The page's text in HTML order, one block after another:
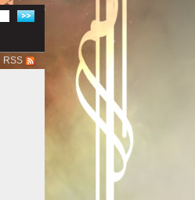
RSS